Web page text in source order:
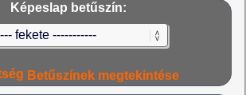
Képeslap betűszín:
Betűszínek megtekintése